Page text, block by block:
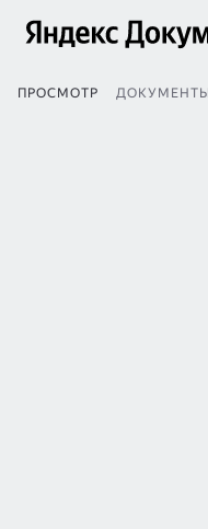
ПРОСМОТР ДОКУМЕНТЫ